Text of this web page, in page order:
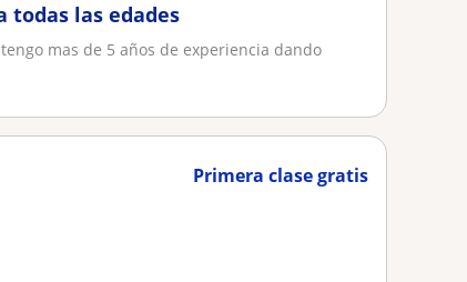
todas las edades
mas de 5 años de experiencia dando
Primera clase gratis